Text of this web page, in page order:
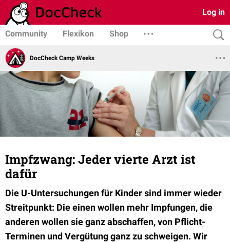
Log in
Community Flexikon Shop
DocCheck Camp Weeks
Impfzwang: Jeder vierte Arzt ist
dafür
Die U-Untersuchungen für Kinder sind immer wieder
Streitpunkt: Die einen wollen mehr Impfungen, die
anderen wollen sie ganz abschaffen, von Pflicht-
Terminen und Vergütung ganz zu schweigen. Wir